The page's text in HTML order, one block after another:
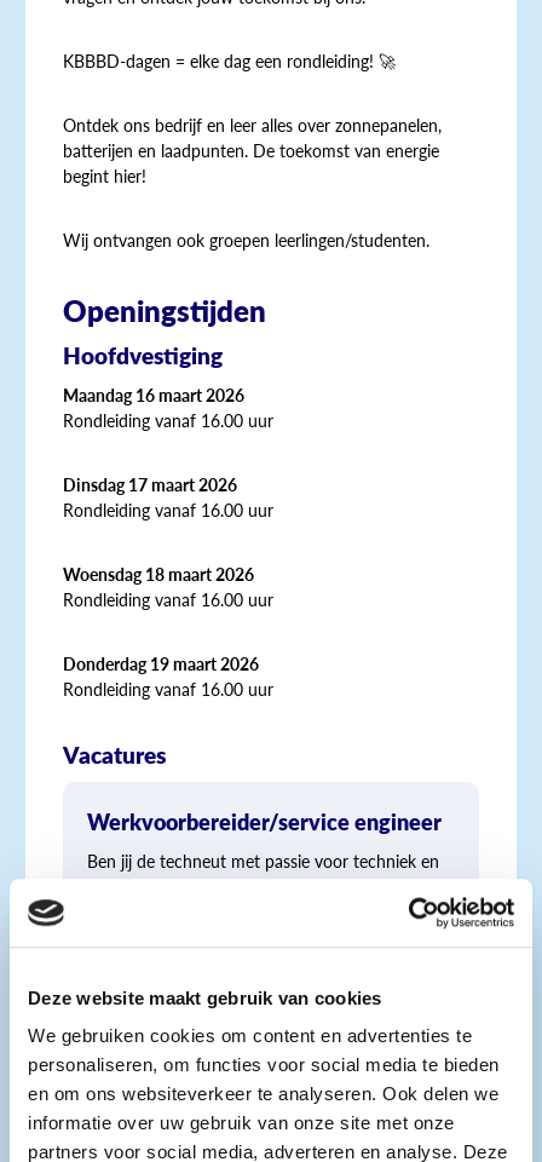
Deze website maakt gebruik van cookies
We gebruiken cookies om content en advertenties te
personaliseren, om functies voor social media te bieden
en om ons websiteverkeer te analyseren. Ook delen we
informatie over uw gebruik van onze site met onze
partners voor social media, adverteren en analyse. Deze
KBBBD-dagen = elke dag een rondleiding! 🚀
Ontdek ons bedrijf en leer alles over zonnepanelen,
batterijen en laadpunten. De toekomst van energie
begint hier!
Wij ontvangen ook groepen leerlingen/studenten.
Openingstijden
Hoofdvestiging
Maandag 16 maart 2026
Rondleiding vanaf 16.00 uur
Dinsdag 17 maart 2026
Rondleiding vanaf 16.00 uur
Woensdag 18 maart 2026
Rondleiding vanaf 16.00 uur
Donderdag 19 maart 2026
Rondleiding vanaf 16.00 uur
Vacatures
Werkvoorbereider/service engineer
Ben jij de techneut met passie voor techniek en
wil je dagelijks bezig zijn met het realiseren en
energiesystemen? Dan is PakDeZon op zoek naar
Bekijk vacature
Elektromonteur batterij
Heb jij zin om installatie-projecten van PakDeZon